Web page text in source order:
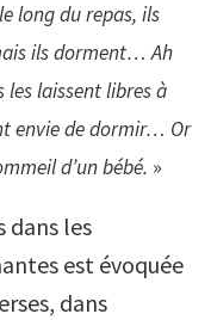
long du repas, ils
ils dorment… Ah
les laissent libres à
envie de dormir… Or
d’un bébé. »
dans les
est évoquée
dans